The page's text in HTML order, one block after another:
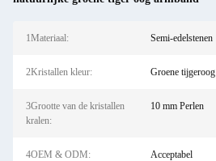
1Materiaal: Semi-edelstenen
2Kristallen kleur: Groene tijgeroog
3Grootte van de kristallen
kralen:
10 mm Perlen
4OEM & ODM: Acceptabel